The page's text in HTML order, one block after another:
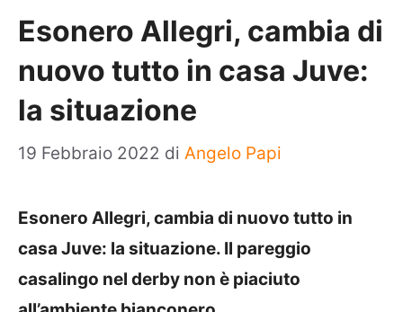
Esonero Allegri, cambia di
nuovo tutto in casa Juve:
la situazione
19 Febbraio 2022 di Angelo Papi
Esonero Allegri, cambia di nuovo tutto in
casa Juve: la situazione. Il pareggio
casalingo nel derby non è piaciuto